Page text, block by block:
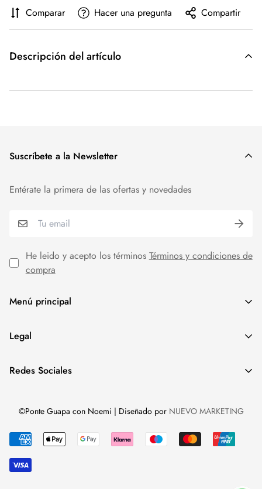
Comparar Hacer una pregunta Compartir
Descripción del artículo
Suscríbete a la Newsletter
Entérate la primera de las ofertas y novedades
He leido y acepto los términos Términos y condiciones de
compra
Menú principal
MODA MUJER
Legal
Aviso Legal
Eliminar cuenta y datos de usuario
Redes Sociales
©Ponte Guapa con Noemi | Diseñado por NUEVO MARKETING